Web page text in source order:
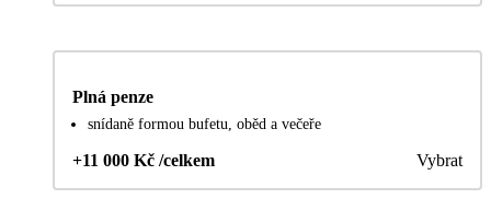
Plná penze
snídaně formou bufetu, oběd a večeře
+11 000 Kč /celkem Vybrat